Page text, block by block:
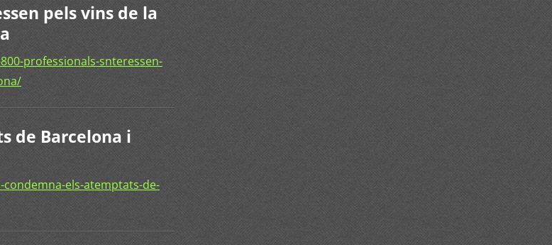
pels vins de la
professionals-snteressen-
de Barcelona i
els-atemptats-de-